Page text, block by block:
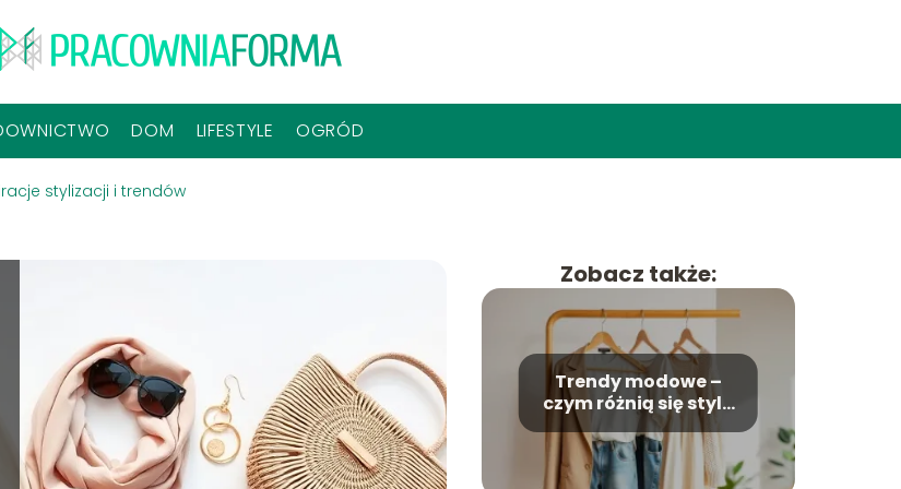
DOM LIFESTYLE OGRÓD
stylizacji i trendów
Zobacz także:
Trendy modowe –
czym różnią się style
na kolejne sezony?